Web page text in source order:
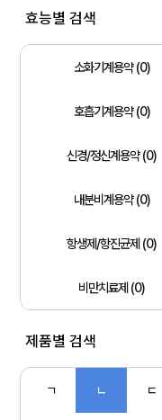
효능별 검색
소화기계용약 (0)
호흡기계용약 (0)
신경/정신계용약 (0)
내분비계용약 (0)
항생제/항진균제 (0)
비만치료제 (0)
제품별 검색
ㄱ ㄴ ㄷ